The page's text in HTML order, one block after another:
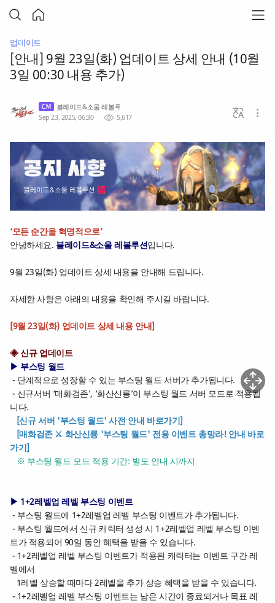
업데이트
[안내] 9월 23일(화) 업데이트 상세 안내 (10월
3일 00:30 내용 추가)
블레이드&소울 레볼루션
Sep 23, 2025, 06:30
5,617
‘모든 순간을 혁명적으로’
안녕하세요. 블레이드&소울 레볼루션입니다.
9월 23일(화) 업데이트 상세 내용을 안내해 드립니다.
자세한 사항은 아래의 내용을 확인해 주시길 바랍니다.
[9월 23일(화) 업데이트 상세 내용 안내]
◈ 신규 업데이트
▶ 부스팅 월드
- 단계적으로 성장할 수 있는 부스팅 월드 서버가 추가됩니다.
- 신규서버 ‘매화검존’, ‘화산신룡’이 부스팅 월드 서버 모드로 적용됩
니다.
[신규 서버 '부스팅 월드' 사전 안내 바로가기]
[매화검존 ⚔️ 화산신룡 '부스팅 월드' 전용 이벤트 총망라! 안내 바로
가기]
※ 부스팅 월드 모드 적용 기간: 별도 안내 시까지
▶ 1+2레벨업 레벨 부스팅 이벤트
- 부스팅 월드에 1+2레벨업 레벨 부스팅 이벤트가 추가됩니다.
- 부스팅 월드에서 신규 캐릭터 생성 시 1+2레벨업 레벨 부스팅 이벤
트가 적용되어 90일 동안 혜택을 받을 수 있습니다.
- 1+2레벨업 레벨 부스팅 이벤트가 적용된 캐릭터는 이벤트 구간 레
벨에서
1레벨 상승할 때마다 2레벨을 추가 상승 혜택을 받을 수 있습니다.
- 1+2레벨업 레벨 부스팅 이벤트는 남은 시간이 종료되거나 목표 레